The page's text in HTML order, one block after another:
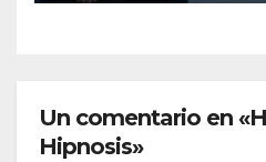
Un comentario en
Hipnosis»